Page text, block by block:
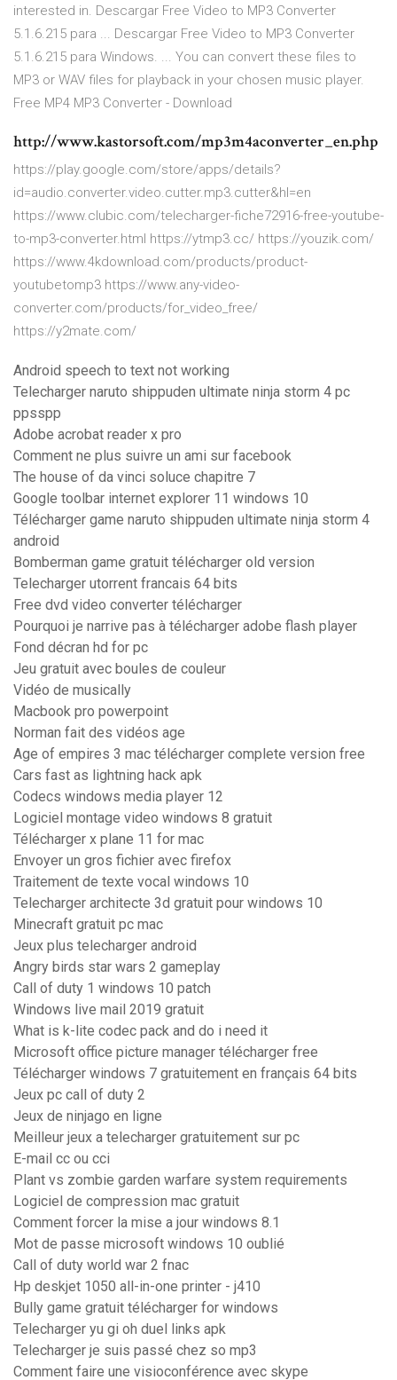
interested in. Descargar Free Video to MP3 Converter
5.1.6.215 para ... Descargar Free Video to MP3 Converter
5.1.6.215 para Windows. ... You can convert these files to
MP3 or WAV files for playback in your chosen music player.
Free MP4 MP3 Converter - Download
http://www.kastorsoft.com/mp3m4aconverter_en.php
https://play.google.com/store/apps/details?
id=audio.converter.video.cutter.mp3.cutter&hl=en
https://www.clubic.com/telecharger-fiche72916-free-youtube-
to-mp3-converter.html https://ytmp3.cc/ https://youzik.com/
https://www.4kdownload.com/products/product-
youtubetomp3 https://www.any-video-
converter.com/products/for_video_free/
https://y2mate.com/
Android speech to text not working
Telecharger naruto shippuden ultimate ninja storm 4 pc
ppsspp
Adobe acrobat reader x pro
Comment ne plus suivre un ami sur facebook
The house of da vinci soluce chapitre 7
Google toolbar internet explorer 11 windows 10
Télécharger game naruto shippuden ultimate ninja storm 4
android
Bomberman game gratuit télécharger old version
Telecharger utorrent francais 64 bits
Free dvd video converter télécharger
Pourquoi je narrive pas à télécharger adobe flash player
Fond décran hd for pc
Jeu gratuit avec boules de couleur
Vidéo de musically
Macbook pro powerpoint
Norman fait des vidéos age
Age of empires 3 mac télécharger complete version free
Cars fast as lightning hack apk
Codecs windows media player 12
Logiciel montage video windows 8 gratuit
Télécharger x plane 11 for mac
Envoyer un gros fichier avec firefox
Traitement de texte vocal windows 10
Telecharger architecte 3d gratuit pour windows 10
Minecraft gratuit pc mac
Jeux plus telecharger android
Angry birds star wars 2 gameplay
Call of duty 1 windows 10 patch
Windows live mail 2019 gratuit
What is k-lite codec pack and do i need it
Microsoft office picture manager télécharger free
Télécharger windows 7 gratuitement en français 64 bits
Jeux pc call of duty 2
Jeux de ninjago en ligne
Meilleur jeux a telecharger gratuitement sur pc
E-mail cc ou cci
Plant vs zombie garden warfare system requirements
Logiciel de compression mac gratuit
Comment forcer la mise a jour windows 8.1
Mot de passe microsoft windows 10 oublié
Call of duty world war 2 fnac
Hp deskjet 1050 all-in-one printer - j410
Bully game gratuit télécharger for windows
Telecharger yu gi oh duel links apk
Telecharger je suis passé chez so mp3
Comment faire une visioconférence avec skype